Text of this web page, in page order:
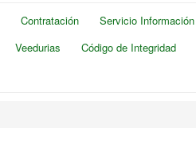
Contratación Servicio Información
Veedurias Código de Integridad